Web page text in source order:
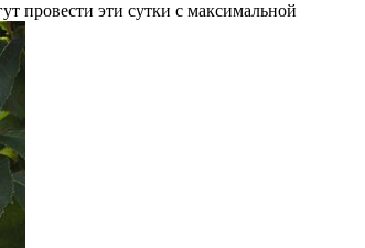
провести эти сутки с максимальной